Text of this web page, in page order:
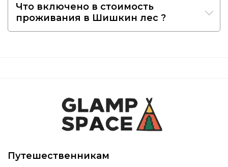
Что включено в стоимость
проживания в Шишкин лес ?
Путешественникам